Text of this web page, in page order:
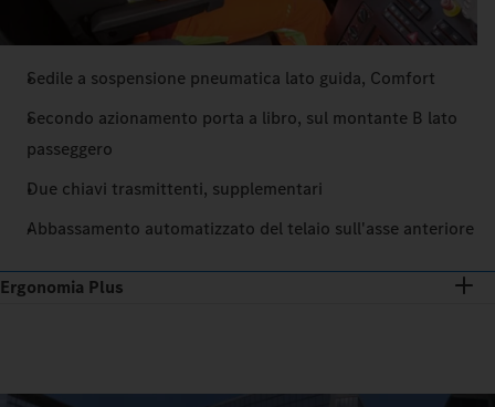
Sedile a sospensione pneumatica lato guida, Comfort
Secondo azionamento porta a libro, sul montante B lato
passeggero
Due chiavi trasmittenti, supplementari
Abbassamento automatizzato del telaio sull'asse anteriore
Ergonomia Plus